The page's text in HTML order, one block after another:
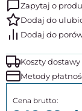
Zapytaj o
Koszty dostawy
Metody